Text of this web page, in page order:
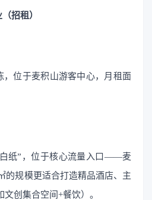
招租）
，位于麦积山游客中心，月租面
纸”，位于核心流量入口——麦
的规模更适合打造精品酒店、主
创集合空间+餐饮）。